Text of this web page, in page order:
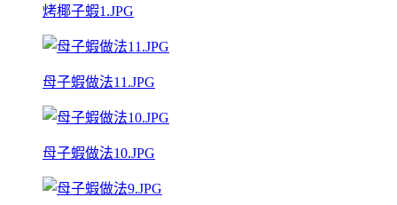
烤椰子蝦1.JPG
母子蝦做法11.JPG
母子蝦做法10.JPG